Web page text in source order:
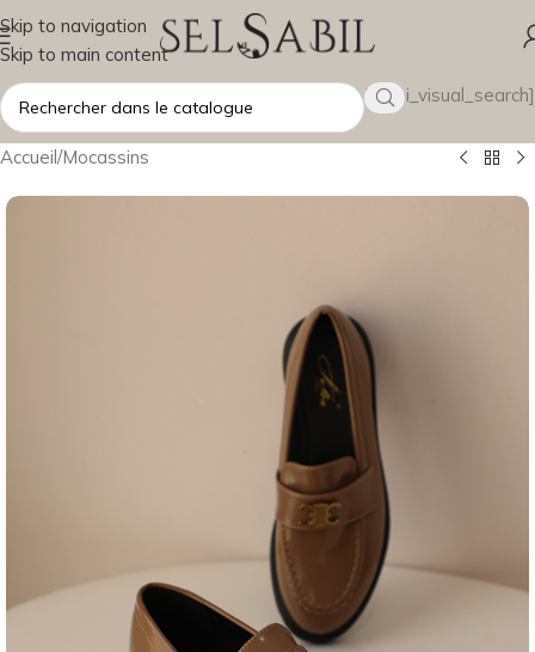
Skip to navigation
Skip to main content
[wsbi_visual_search]
Accueil/Mocassins